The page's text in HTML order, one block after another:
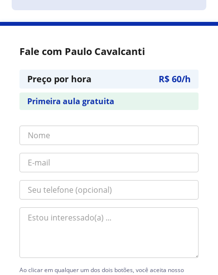
Fale com Paulo Cavalcanti
Preço por hora R$ 60/h
Primeira aula gratuita
Ao clicar em qualquer um dos dois botões, você aceita nosso